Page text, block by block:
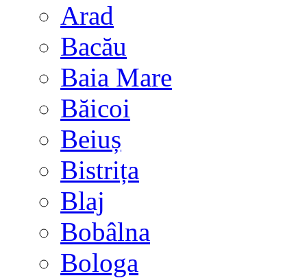
Arad
Bacău
Baia Mare
Băicoi
Beiuș
Bistrița
Blaj
Bobâlna
Bologa